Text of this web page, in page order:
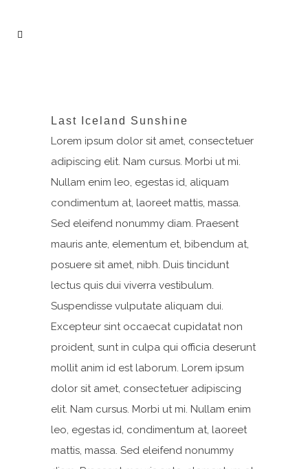
Last Iceland Sunshine
Lorem ipsum dolor sit amet, consectetuer
adipiscing elit. Nam cursus. Morbi ut mi.
Nullam enim leo, egestas id, aliquam
condimentum at, laoreet mattis, massa.
Sed eleifend nonummy diam. Praesent
mauris ante, elementum et, bibendum at,
posuere sit amet, nibh. Duis tincidunt
lectus quis dui viverra vestibulum.
Suspendisse vulputate aliquam dui.
Excepteur sint occaecat cupidatat non
proident, sunt in culpa qui officia deserunt
mollit anim id est laborum. Lorem ipsum
dolor sit amet, consectetuer adipiscing
elit. Nam cursus. Morbi ut mi. Nullam enim
leo, egestas id, condimentum at, laoreet
mattis, massa. Sed eleifend nonummy